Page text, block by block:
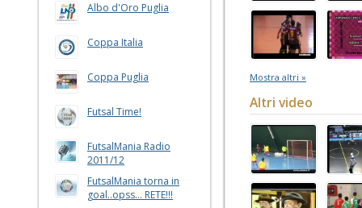
Albo d'Oro Puglia
Coppa Italia
Coppa Puglia
Futsal Time!
FutsalMania Radio
2011/12
FutsalMania torna in
goal..opss... RETE!!!
Mostra altri »
Altri video